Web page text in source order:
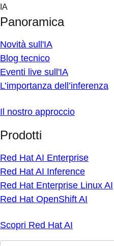
Skip
content
IA
Panoramica
Novità sull'IA
Blog tecnico
Eventi live sull'IA
L’importanza dell’inferenza
Il nostro approccio
Prodotti
Red Hat AI Enterprise
Red Hat AI Inference
Red Hat Enterprise Linux AI
Red Hat OpenShift AI
Scopri Red Hat AI